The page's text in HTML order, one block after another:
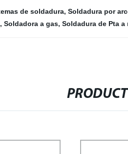
de soldadura, Soldadura por
, Soldadora a gas, Soldadura de Pta a